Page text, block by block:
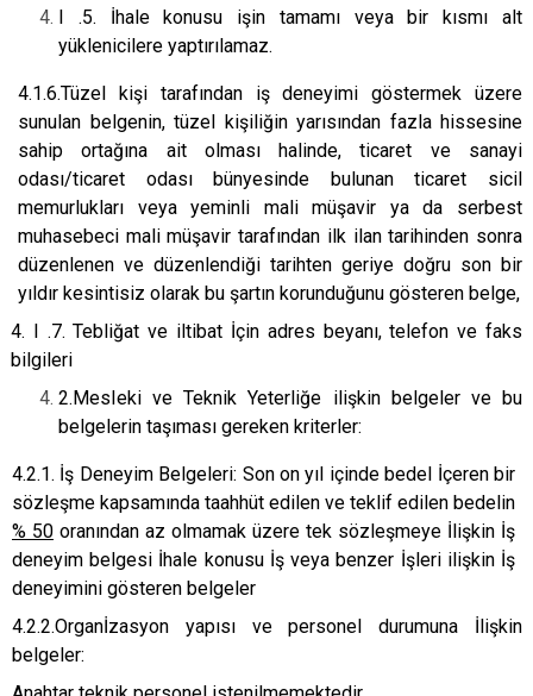
I .5. İhale konusu işin tamamı veya bir kısmı alt
yüklenicilere yaptırılamaz.
4.1.6.Tüzel kişi tarafından iş deneyimi göstermek üzere
sunulan belgenin, tüzel kişiliğin yarısından fazla hissesine
sahip ortağına ait olması halinde, ticaret ve sanayi
odası/ticaret odası bünyesinde bulunan ticaret sicil
memurlukları veya yeminli mali müşavir ya da serbest
muhasebeci mali müşavir tarafından ilk ilan tarihinden sonra
düzenlenen ve düzenlendiği tarihten geriye doğru son bir
yıldır kesintisiz olarak bu şartın korunduğunu gösteren belge,
4. I .7. Tebliğat ve iltibat İçin adres beyanı, telefon ve faks
bilgileri
2.MesIeki ve Teknik Yeterliğe ilişkin belgeler ve bu
belgelerin taşıması gereken kriterler:
4.2.1. İş Deneyim Belgeleri: Son on yıl içinde bedel İçeren bir
sözleşme kapsamında taahhüt edilen ve teklif edilen bedelin
% 50 oranından az olmamak üzere tek sözleşmeye İlişkin İş
deneyim belgesi İhale konusu İş veya benzer İşleri ilişkin İş
deneyimini gösteren belgeler
4.2.2.Organİzasyon yapısı ve personel durumuna İlişkin
belgeler: